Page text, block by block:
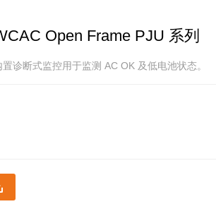
Open Frame PJU 系列
诊断式监控用于监测 AC OK 及低电池状态。